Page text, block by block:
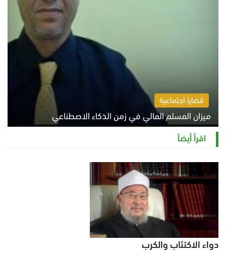
قضايا اجتماعية
ميزان المسلم المالي في زمن الذكاء الاصطناعي
السبت 8 أغسطس 2026 11:21 ص
اقرأ أيضاً
دواء الاكتئاب والكرب